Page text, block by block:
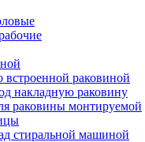
раковиной
накладную раковину
раковины монтируемой
стиральной машиной